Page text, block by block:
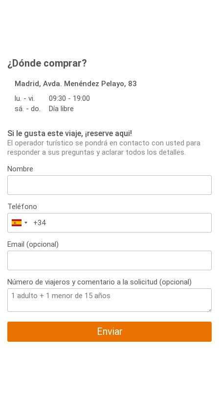
¿Dónde comprar?
Madrid, Avda. Menéndez Pelayo, 83
lu. - vi.
09:30 - 19:00
sá. - do.
Día libre
Si le gusta este viaje, ¡reserve aqui!
El operador turístico se pondrá en contacto con usted para
responder a sus preguntas y aclarar todos los detalles.
Nombre
Teléfono
España
+34
Email (opcional)
Número de viajeros y comentario a la solicitud (opcional)
Enviar